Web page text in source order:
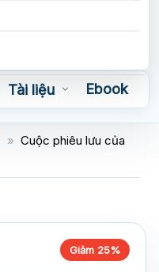
Tài liệu
Ebook
» Cuộc phiêu lưu của
Giảm 25%